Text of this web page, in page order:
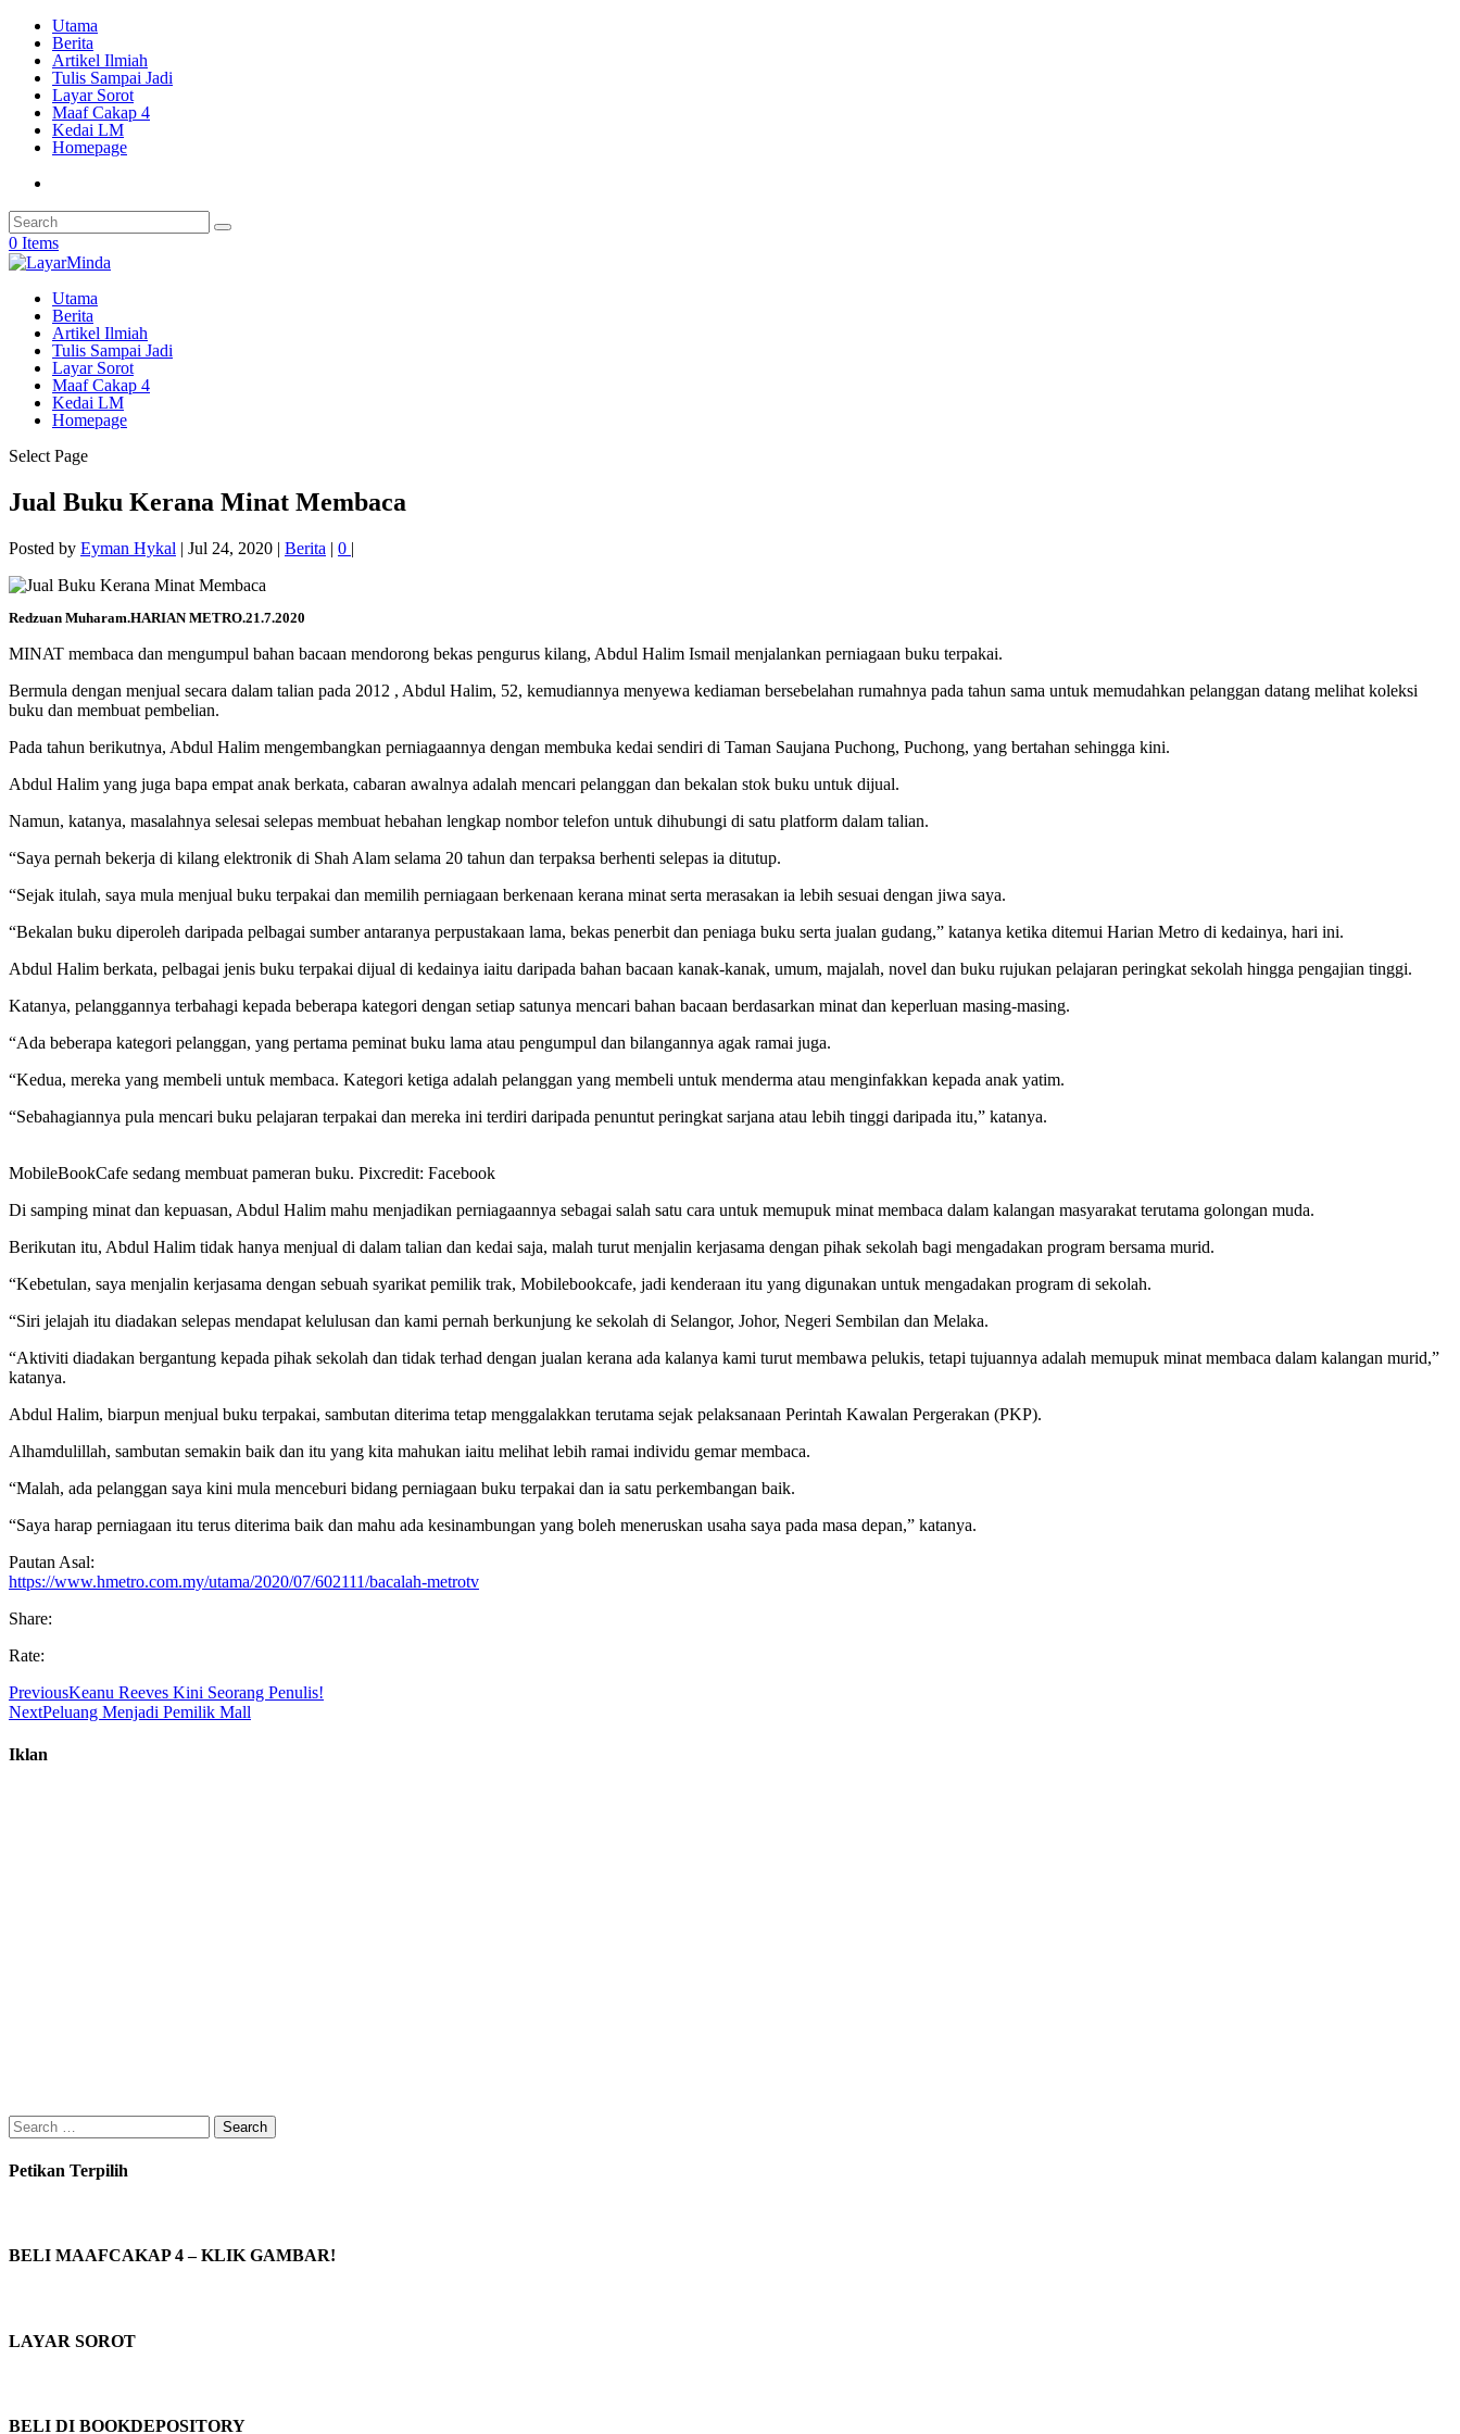
Utama
Berita
Artikel Ilmiah
Tulis Sampai Jadi
Layar Sorot
Maaf Cakap 4
Kedai LM
Homepage
0 Items
Utama
Berita
Artikel Ilmiah
Tulis Sampai Jadi
Layar Sorot
Maaf Cakap 4
Kedai LM
Homepage
Select Page
Jual Buku Kerana Minat Membaca
Posted by Eyman Hykal | Jul 24, 2020 | Berita | 0 |
Redzuan Muharam.HARIAN METRO.21.7.2020
MINAT membaca dan mengumpul bahan bacaan mendorong bekas pengurus kilang, Abdul Halim Ismail menjalankan perniagaan buku terpakai.
Bermula dengan menjual secara dalam talian pada 2012 , Abdul Halim, 52, kemudiannya menyewa kediaman bersebelahan rumahnya pada tahun sama untuk memudahkan pelanggan datang melihat koleksi
buku dan membuat pembelian.
Pada tahun berikutnya, Abdul Halim mengembangkan perniagaannya dengan membuka kedai sendiri di Taman Saujana Puchong, Puchong, yang bertahan sehingga kini.
Abdul Halim yang juga bapa empat anak berkata, cabaran awalnya adalah mencari pelanggan dan bekalan stok buku untuk dijual.
Namun, katanya, masalahnya selesai selepas membuat hebahan lengkap nombor telefon untuk dihubungi di satu platform dalam talian.
“Saya pernah bekerja di kilang elektronik di Shah Alam selama 20 tahun dan terpaksa berhenti selepas ia ditutup.
“Sejak itulah, saya mula menjual buku terpakai dan memilih perniagaan berkenaan kerana minat serta merasakan ia lebih sesuai dengan jiwa saya.
“Bekalan buku diperoleh daripada pelbagai sumber antaranya perpustakaan lama, bekas penerbit dan peniaga buku serta jualan gudang,” katanya ketika ditemui Harian Metro di kedainya, hari ini.
Abdul Halim berkata, pelbagai jenis buku terpakai dijual di kedainya iaitu daripada bahan bacaan kanak-kanak, umum, majalah, novel dan buku rujukan pelajaran peringkat sekolah hingga pengajian tinggi.
Katanya, pelanggannya terbahagi kepada beberapa kategori dengan setiap satunya mencari bahan bacaan berdasarkan minat dan keperluan masing-masing.
“Ada beberapa kategori pelanggan, yang pertama peminat buku lama atau pengumpul dan bilangannya agak ramai juga.
“Kedua, mereka yang membeli untuk membaca. Kategori ketiga adalah pelanggan yang membeli untuk menderma atau menginfakkan kepada anak yatim.
“Sebahagiannya pula mencari buku pelajaran terpakai dan mereka ini terdiri daripada penuntut peringkat sarjana atau lebih tinggi daripada itu,” katanya.
MobileBookCafe sedang membuat pameran buku. Pixcredit: Facebook
Di samping minat dan kepuasan, Abdul Halim mahu menjadikan perniagaannya sebagai salah satu cara untuk memupuk minat membaca dalam kalangan masyarakat terutama golongan muda.
Berikutan itu, Abdul Halim tidak hanya menjual di dalam talian dan kedai saja, malah turut menjalin kerjasama dengan pihak sekolah bagi mengadakan program bersama murid.
“Kebetulan, saya menjalin kerjasama dengan sebuah syarikat pemilik trak, Mobilebookcafe, jadi kenderaan itu yang digunakan untuk mengadakan program di sekolah.
“Siri jelajah itu diadakan selepas mendapat kelulusan dan kami pernah berkunjung ke sekolah di Selangor, Johor, Negeri Sembilan dan Melaka.
“Aktiviti diadakan bergantung kepada pihak sekolah dan tidak terhad dengan jualan kerana ada kalanya kami turut membawa pelukis, tetapi tujuannya adalah memupuk minat membaca dalam kalangan murid,”
katanya.
Abdul Halim, biarpun menjual buku terpakai, sambutan diterima tetap menggalakkan terutama sejak pelaksanaan Perintah Kawalan Pergerakan (PKP).
Alhamdulillah, sambutan semakin baik dan itu yang kita mahukan iaitu melihat lebih ramai individu gemar membaca.
“Malah, ada pelanggan saya kini mula menceburi bidang perniagaan buku terpakai dan ia satu perkembangan baik.
“Saya harap perniagaan itu terus diterima baik dan mahu ada kesinambungan yang boleh meneruskan usaha saya pada masa depan,” katanya.
Pautan Asal:
https://www.hmetro.com.my/utama/2020/07/602111/bacalah-metrotv
Share:
Rate:
PreviousKeanu Reeves Kini Seorang Penulis!
NextPeluang Menjadi Pemilik Mall
Iklan
Search
for:
Petikan Terpilih
BELI MAAFCAKAP 4 – KLIK GAMBAR!
LAYAR SOROT
BELI DI BOOKDEPOSITORY